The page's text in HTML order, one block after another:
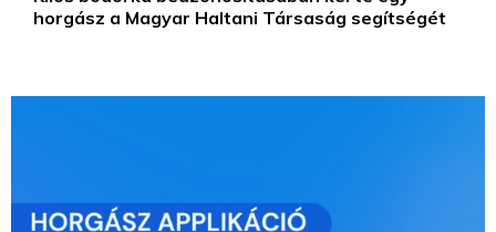
horgász a Magyar Haltani Társaság segítségét